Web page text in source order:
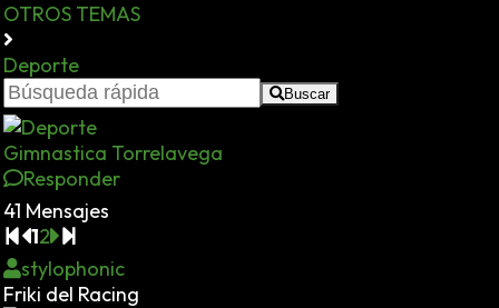
OTROS TEMAS
Deporte
Buscar
Gimnastica Torrelavega
Responder
41 Mensajes
12
stylophonic
Friki del Racing